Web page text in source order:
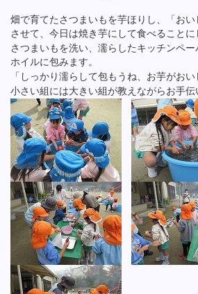
畑で育てたさつまいもを芋ほりし、「お
させて、今日は焼き芋にして食べることに
さつまいもを洗い、濡らしたキッチンペー
ホイルに包みます。
「しっかり濡らして包もうね、お芋がおい
小さい組には大きい組が教えながらお手伝